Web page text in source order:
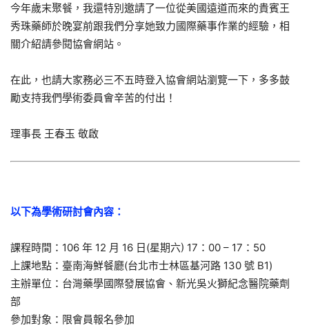
今年歲末聚餐，我還特別邀請了一位從美國遠道而來的貴賓王
秀珠藥師於晚宴前跟我們分享她致力國際藥事作業的經驗，相
關介紹請參閱協會網站。
在此，也請大家務必三不五時登入協會網站瀏覽一下，多多鼓
勵支持我們學術委員會辛苦的付出！
理事長 王春玉 敬啟
以下為學術研討會內容：
課程時間：106 年 12 月 16 日(星期六) 17：00 – 17：50
上課地點：臺南海鮮餐廳(台北市士林區基河路 130 號 B1)
主辦單位：台灣藥學國際發展協會、新光吳火獅紀念醫院藥劑
部
參加對象：限會員報名參加